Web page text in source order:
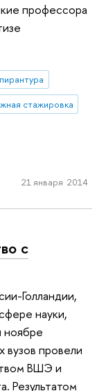
профессора
стажировка
21 января 2014
с
Голландии,
науки,
ноябре
вузов провели
ВШЭ и
Результатом